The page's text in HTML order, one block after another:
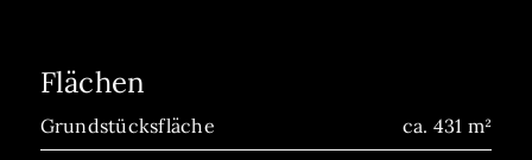
Flächen
Grundstücksfläche ca. 431 m²